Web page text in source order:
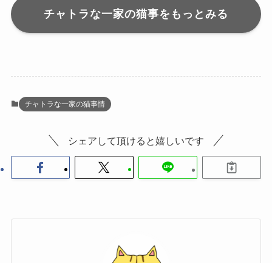
チャトラな一家の猫事をもっとみる
チャトラな一家の猫事情
シェアして頂けると嬉しいです